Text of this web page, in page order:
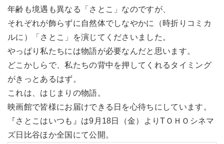
年齢も境遇も異なる「さとこ」なのですが、
それぞれが飾らずに自然体でしなやかに（時折りコミカ
ルに）「さとこ」を演じてくださいました。
やっぱり私たちには物語が必要なんだと思います。
どこかしらで、私たちの背中を押してくれるタイミング
がきっとあるはず。
これは、はじまりの物語。
映画館で皆様にお届けできる日を心待ちにしています。
『さとこはいつも』は9月18日（金）よりTＯＨＯシネマ
ズ日比谷ほか全国にて公開。